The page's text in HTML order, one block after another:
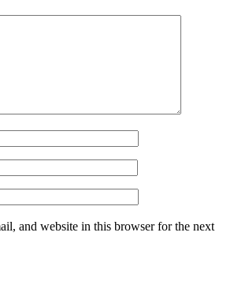
and website in this browser for the next